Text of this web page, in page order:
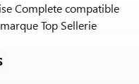
Complete compatible
Top Sellerie